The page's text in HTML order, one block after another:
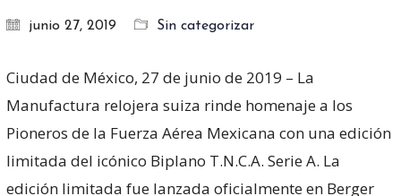
junio 27, 2019 Sin categorizar
Ciudad de México, 27 de junio de 2019 – La
Manufactura relojera suiza rinde homenaje a los
Pioneros de la Fuerza Aérea Mexicana con una edición
limitada del icónico Biplano T.N.C.A. Serie A. La
edición limitada fue lanzada oficialmente en Berger